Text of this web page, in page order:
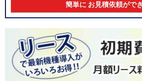
簡単に お見積依頼がで